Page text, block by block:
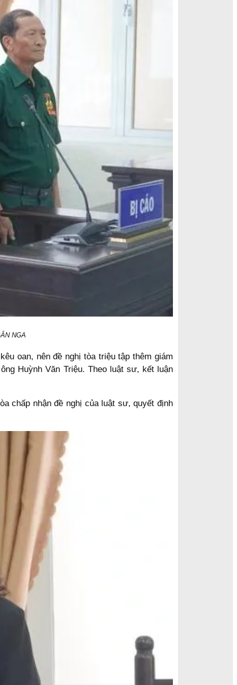
NGA
oan, nên đề nghị tòa triệu tập thêm giám
Huỳnh Văn Triệu. Theo luật sư, kết luận
chấp nhận đề nghị của luật sư, quyết định